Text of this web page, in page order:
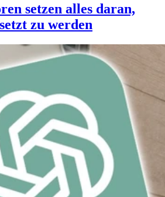
setzen alles daran,
zu werden